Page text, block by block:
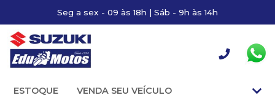
Seg a sex - 09 às 18h | Sáb - 9h às 14h
ESTOQUE VENDA SEU VEÍCULO